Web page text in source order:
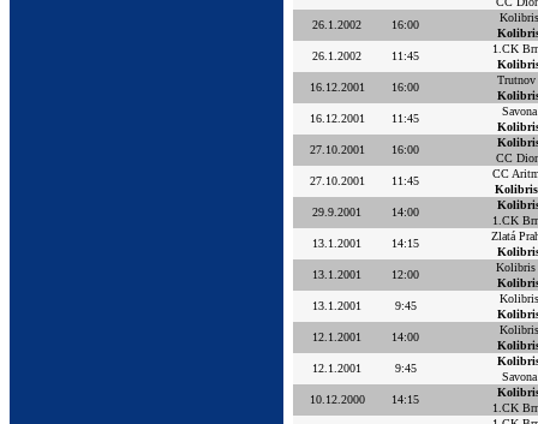
26.1.2002
16:00
26.1.2002
11:45
1.CK
16.12.2001
16:00
Trutnov
16.12.2001
11:45
27.10.2001
16:00
CC
27.10.2001
11:45
CC
29.9.2001
14:00
1.CK
13.1.2001
14:15
Zlatá
13.1.2001
12:00
Kolibris
13.1.2001
9:45
12.1.2001
14:00
12.1.2001
9:45
10.12.2000
14:15
1.CK